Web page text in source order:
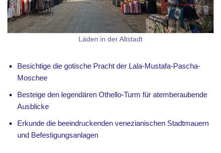
Läden in der Altstadt
Besichtige die gotische Pracht der Lala-Mustafa-Pascha-
Moschee
Besteige den legendären Othello-Turm für atemberaubende
Ausblicke
Erkunde die beeindruckenden venezianischen Stadtmauern
und Befestigungsanlagen